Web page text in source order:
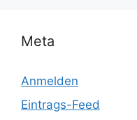
Meta
Anmelden
Eintrags-Feed